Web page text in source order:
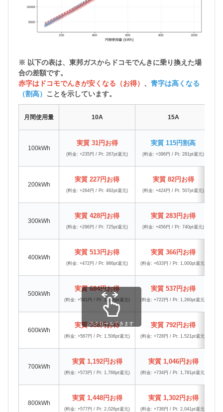
※ 以下の表は、東邦ガスから ドコモでんきに乗り換えた場
合の差額です。
赤字はドコモでんきが安くなる（お得） 、 青字は高くなる
（割高） ことを示しています。
月間使用量 10A 15A
100kWh
実質 31円お得
(料金: +235円 / Pt: 267pt還元)
実質 115円割高
(料金: +396円 / Pt: 281pt還元)
200kWh
実質 227円お得
(料金: +264円 / Pt: 492pt還元)
実質 82円お得
(料金: +424円 / Pt: 507pt還元)
300kWh
実質 428円お得
(料金: +296円 / Pt: 725pt還元)
実質 283円お得
(料金: +456円 / Pt: 740pt還元)
400kWh
実質 513円お得
(料金: +472円 / Pt: 986pt還元)
実質 366円お得
(料金: +633円 / Pt: 1,000pt還元)
500kWh
実質 684円お得
(料金: +561円 / Pt: 1,246pt還元)
実質 537円お得
(料金: +722円 / Pt: 1,260pt還元)
600kWh
実質 938円お得
(料金: +567円 / Pt: 1,506pt還元)
実質 792円お得
(料金: +728円 / Pt: 1,521pt還元)
700kWh
実質 1,192円お得
(料金: +573円 / Pt: 1,766pt還元)
実質 1,046円お得
(料金: +734円 / Pt: 1,781pt還元)
800kWh
実質 1,448円お得
(料金: +577円 / Pt: 2,026pt還元)
実質 1,302円お得
(料金: +738円 / Pt: 2,041pt還元)
スクロールできます